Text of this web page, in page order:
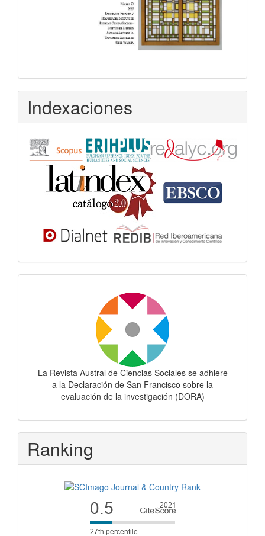
Indexaciones
La Revista Austral de Ciencias Sociales se adhiere
a la Declaración de San Francisco sobre la
evaluación de la investigación (DORA)
Ranking